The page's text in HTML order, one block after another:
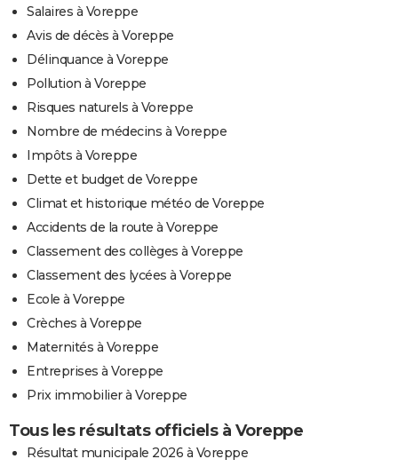
Salaires à Voreppe
Avis de décès à Voreppe
Délinquance à Voreppe
Pollution à Voreppe
Risques naturels à Voreppe
Nombre de médecins à Voreppe
Impôts à Voreppe
Dette et budget de Voreppe
Climat et historique météo de Voreppe
Accidents de la route à Voreppe
Classement des collèges à Voreppe
Classement des lycées à Voreppe
Ecole à Voreppe
Crèches à Voreppe
Maternités à Voreppe
Entreprises à Voreppe
Prix immobilier à Voreppe
Tous les résultats officiels à Voreppe
Résultat municipale 2026 à Voreppe